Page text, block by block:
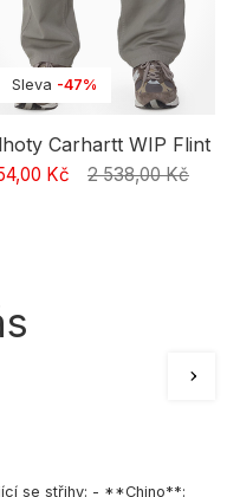
Sleva -47%
Carhartt WIP Flint
Kč 2 538,00 Kč
se střihy: - **Chino**: